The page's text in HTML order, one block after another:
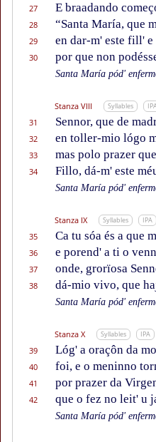
27 E braadando
28
“Santa María, que
29
en dar-m' este fill'
30
por que non
Santa María pód'
Stanza VIII Syllables
31 Sennor, que de
32
en toller-mio lógo
33
mas polo prazer
34
Fillo, dá-m' este
Santa María pód'
Stanza IX Syllables IPA
35 Ca tu sóa és a que
36
e porend' a ti o
37
onde, grorïosa
38
dá-mio vivo, que
Santa María pód'
Stanza X Syllables IPA
39 Lóg' a oraçôn da
40
foi, e o meninno
41
por prazer da
42
que o fez no leit' u
Santa María pód'